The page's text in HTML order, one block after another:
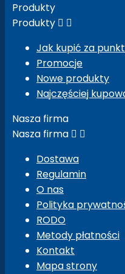
Produkty
Produkty  
Jak kupić za
Promocje
Nowe produkty
Najczęściej
Nasza firma
Nasza firma  
Dostawa
Regulamin
O nas
Polityka
RODO
Metody płatności
Kontakt
Mapa strony